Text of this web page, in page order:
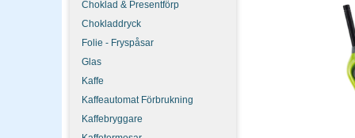
Choklad & Presentförp
Chokladdryck
Folie - Fryspåsar
Glas
Kaffe
Kaffeautomat Förbrukning
Kaffebryggare